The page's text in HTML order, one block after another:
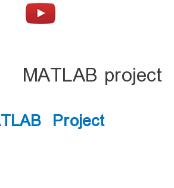
MATLAB project
Project